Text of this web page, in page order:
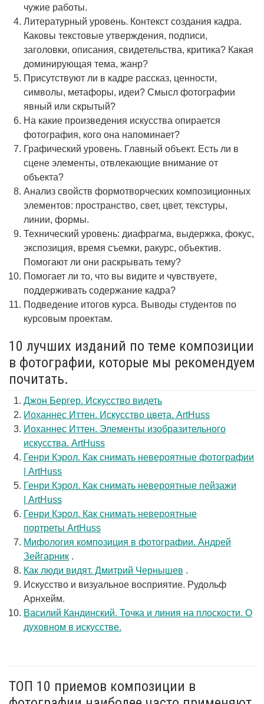
чужие работы.
Литературный уровень. Контекст создания кадра.
Каковы текстовые утверждения, подписи,
заголовки, описания, свидетельства, критика? Какая
доминирующая тема, жанр?
Присутствуют ли в кадре рассказ, ценности,
символы, метафоры, идеи? Смысл фотографии
явный или скрытый?
На какие произведения искусства опирается
фотография, кого она напоминает?
Графический уровень. Главный объект. Есть ли в
сцене элементы, отвлекающие внимание от
объекта?
Анализ свойств формотворческих композиционных
элементов: пространство, свет, цвет, текстуры,
линии, формы.
Технический уровень: диафрагма, выдержка, фокус,
экспозиция, время съемки, ракурс, объектив.
Помогают ли они раскрывать тему?
Помогает ли то, что вы видите и чувствуете,
поддерживать содержание кадра?
Подведение итогов курса. Выводы студентов по
курсовым проектам.
10 лучших изданий по теме композиции
в фотографии, которые мы рекомендуем
почитать.
Джон Бергер. Искусство видеть
Иоханнес Иттен. Искусство цвета. ArtHuss
Иоханнес Иттен. Элементы изобразительного
искусства. ArtHuss
Генри Кэрол. Как снимать невероятные фотографии
| ArtHuss
Генри Кэрол. Как снимать невероятные пейзажи
| ArtHuss
Генри Кэрол. Как снимать невероятные
портреты ArtHuss
Мифология композиция в фотографии. Андрей
Зейгарник .
Как люди видят. Дмитрий Чернышев .
Искусство и визуальное восприятие. Рудольф
Арнхейм.
Василий Кандинский. Точка и линия на плоскости. О
духовном в искусстве.
ТОП 10 приемов композиции в